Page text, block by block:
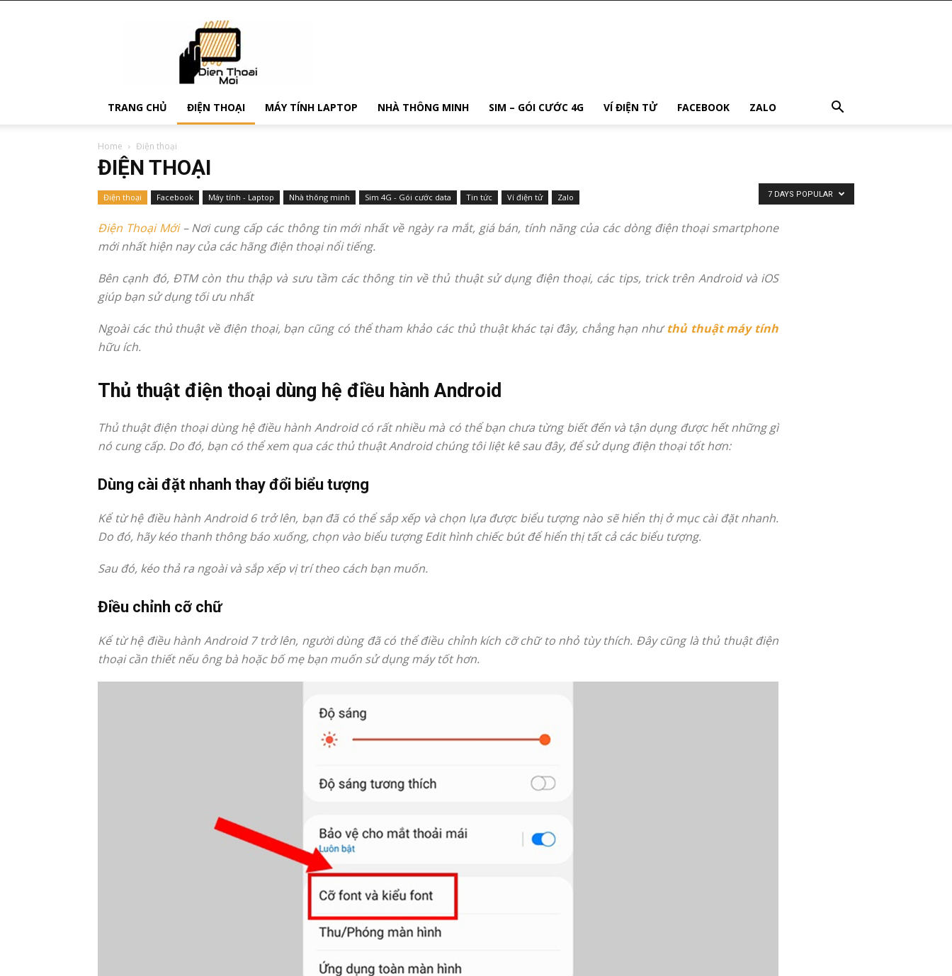
Điện
Thoại
Mới
TRANG CHỦ ĐIỆN THOẠI MÁY TÍNH LAPTOP NHÀ THÔNG MINH SIM – GÓI CƯỚC 4G VÍ ĐIỆN TỬ FACEBOOK ZALO
Home Điện thoại
ĐIỆN THOẠI
Điện thoại Facebook Máy tính - Laptop Nhà thông minh Sim 4G - Gói cước data Tin tức Ví điện tử Zalo
Điện Thoại Mới– Nơi cung cấp các thông tin mới nhất về ngày ra mắt, giá bán, tính năng của các dòng điện thoại smartphone
mới nhất hiện nay của các hãng điện thoại nổi tiếng.
Bên cạnh đó, ĐTM còn thu thập và sưu tầm các thông tin về thủ thuật sử dụng điện thoại, các tips, trick trên Android và iOS
giúp bạn sử dụng tối ưu nhất
Ngoài các thủ thuật về điện thoại, bạn cũng có thể tham khảo các thủ thuật khác tại đây, chẳng hạn nhưthủ thuật máy tính
hữu ích.
Thủ thuật điện thoại dùng hệ điều hành Android
Thủ thuật điện thoại dùng hệ điều hành Android có rất nhiều mà có thể bạn chưa từng biết đến và tận dụng được hết những gì
nó cung cấp. Do đó, bạn có thể xem qua các thủ thuật Android chúng tôi liệt kê sau đây, để sử dụng điện thoại tốt hơn:
Dùng cài đặt nhanh thay đổi biểu tượng
Kể từ hệ điều hành Android 6 trở lên, bạn đã có thể sắp xếp và chọn lựa được biểu tượng nào sẽ hiển thị ở mục cài đặt nhanh.
Do đó, hãy kéo thanh thông báo xuống, chọn vào biểu tượng Edit hình chiếc bút để hiển thị tất cả các biểu tượng.
Sau đó, kéo thả ra ngoài và sắp xếp vị trí theo cách bạn muốn.
Điều chỉnh cỡ chữ
Kể từ hệ điều hành Android 7 trở lên, người dùng đã có thể điều chỉnh kích cỡ chữ to nhỏ tùy thích. Đây cũng là thủ thuật điện
thoại cần thiết nếu ông bà hoặc bố mẹ bạn muốn sử dụng máy tốt hơn.
7 DAYS POPULAR